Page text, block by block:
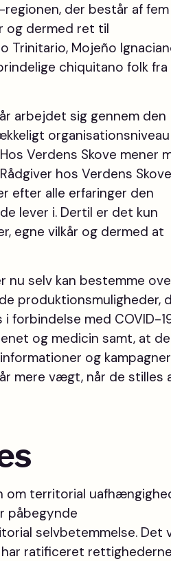
der består af fem
og dermed ret til
Trinitario, Mojeño
chiquitano folk fra
arbejdet sig gennem den
Verdens Skove mener
hos Verdens
efter alle erfaringer den
lever i. Dertil er det kun
egne vilkår og dermed at
nu selv kan bestemme
produktionsmuligheder,
forbindelse med COVID-
og medicin samt, at de
og kampagner
mere vægt, når de stilles
om territorial
påbegynde
selvbetemmelse. Det
har ratificeret